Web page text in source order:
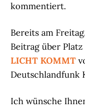
kommentiert.
Bereits am
Beitrag über
LICHT KOMMT
Ich wünsche